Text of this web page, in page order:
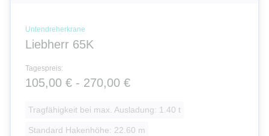
Untendreherkrane
Liebherr 65K
Tagespreis:
105,00 € - 270,00 €
Tragfähigkeit bei max. Ausladung: 1.40 t
Standard Hakenhöhe: 22.60 m